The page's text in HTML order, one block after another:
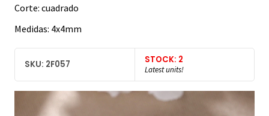
Corte: cuadrado
Medidas: 4x4mm
SKU: 2F057 STOCK: 2
Latest units!